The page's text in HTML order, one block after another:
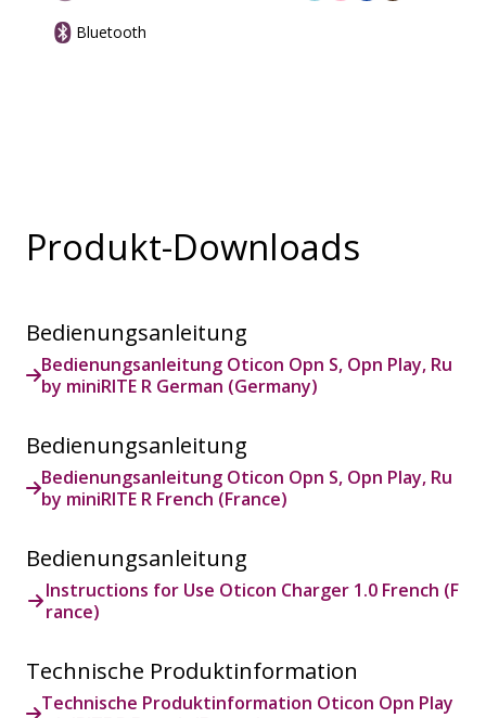
Bluetooth
Produkt-Downloads
Bedienungsanleitung
Bedienungsanleitung Oticon Opn S, Opn Play, Ru
by miniRITE R German (Germany)
Bedienungsanleitung
Bedienungsanleitung Oticon Opn S, Opn Play, Ru
by miniRITE R French (France)
Bedienungsanleitung
Instructions for Use Oticon Charger 1.0 French (F
rance)
Technische Produktinformation
Technische Produktinformation Oticon Opn Play